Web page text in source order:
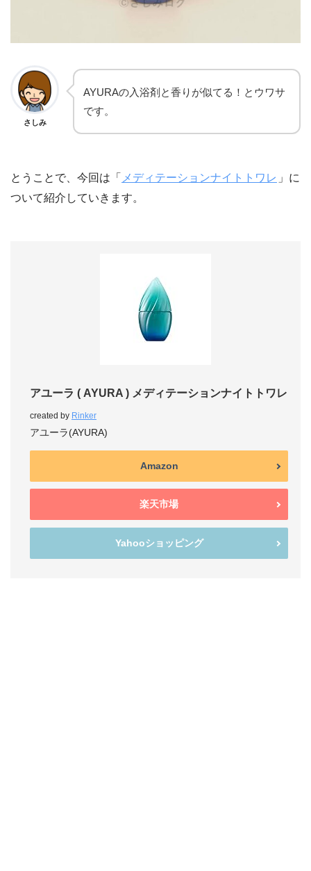
さしみ
AYURAの入浴剤と香りが似てる！とウワサ
です。
とうことで、今回は「 メディテーションナイトトワレ 」に
ついて紹介していきます。
アユーラ ( AYURA ) メディテーションナイトトワレ
created by Rinker
アユーラ(AYURA)
Amazon
楽天市場
Yahooショッピング